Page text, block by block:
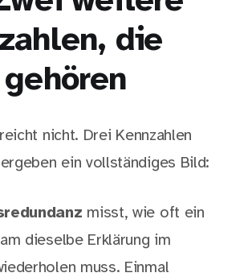
die
nicht. Drei Kennzahlen
ein vollständiges Bild:
misst, wie oft ein
dieselbe Erklärung im
muss. Einmal